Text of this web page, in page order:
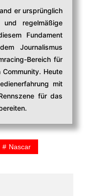
er ursprünglich
regelmäßige
Fundament
Journalismus
Bereich für
Heute
mit
für das
Nascar